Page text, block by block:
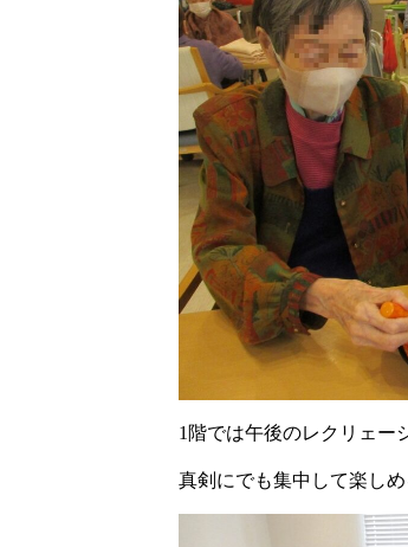
1階では午後のレクリェー
真剣にでも集中して楽し